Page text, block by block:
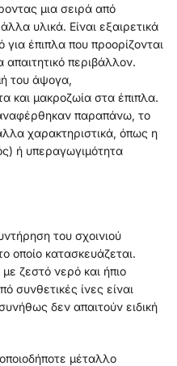
μια σειρά από
υλικά. Είναι εξαιρετικά
για έπιπλα που προορίζονται
περιβάλλον.
του άψογα,
και μακροζωία στα έπιπλα.
αναφέρθηκαν παραπάνω, το
χαρακτηριστικά, όπως η
ή υπεραγωγιμότητα
του σχοινιού
οποίο κατασκευάζεται.
ζεστό νερό και ήπιο
συνθετικές ίνες είναι
δεν απαιτούν ειδική
μέταλλο